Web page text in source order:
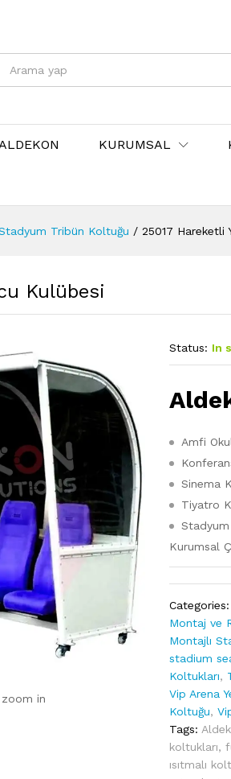
KURUMSAL
Stadyum Tribün Koltuğu / 25017 Hareketli
Kulübesi
in
Status: In
Amfi
Sinema
Tiyatro
Stadyum
Kurumsal
Categories:
Montaj ve
Montajlı
stadium
Koltukları,
Vip Arena
Koltuğu,
Tags:
koltukları,
ısıtmalı